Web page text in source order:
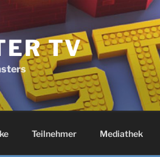
TV
Teilnehmer Mediathek